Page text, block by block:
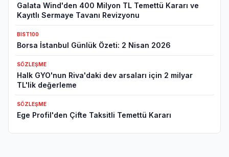
Galata Wind'den 400 Milyon TL Temettü Kararı ve
Kayıtlı Sermaye Tavanı Revizyonu
BIST100
Borsa İstanbul Günlük Özeti: 2 Nisan 2026
SÖZLEŞME
Halk GYO'nun Riva'daki dev arsaları için 2 milyar
TL'lik değerleme
SÖZLEŞME
Ege Profil'den Çifte Taksitli Temettü Kararı